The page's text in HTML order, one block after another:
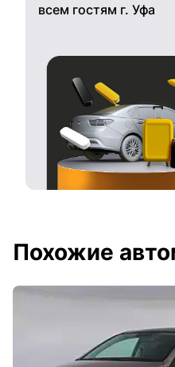
всем гостям г. Уфа
Похожие